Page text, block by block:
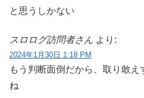
と思うしかない
スロログ訪問者さん より:
2024年1月30日 1:18 PM
もう判断面倒だから、取り敢
ね